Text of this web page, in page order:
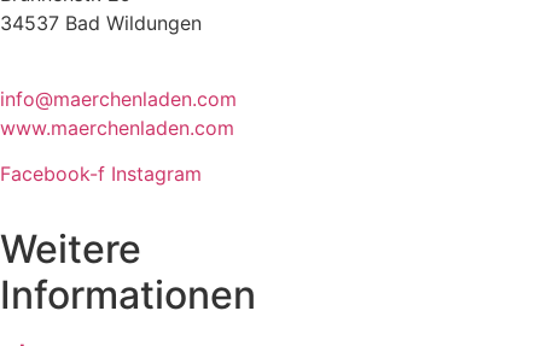
34537 Bad Wildungen
info@maerchenladen.com
www.maerchenladen.com
Facebook-f Instagram
Weitere
Informationen